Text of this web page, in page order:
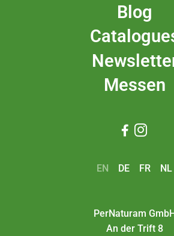
Blog
Messen
 
EN DE FR NL
PerNaturam
An der Trift 8